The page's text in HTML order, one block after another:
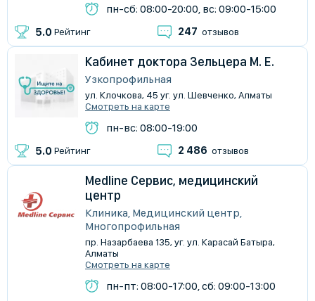
пн-сб: 08:00-20:00, вс: 09:00-15:00
5.0 Рейтинг 247 отзывов
Кабинет доктора Зельцера М. Е.
Узкопрофильная
ул. Клочкова, 45 уг. ул. Шевченко, Алматы
Смотреть на карте
пн-вс: 08:00-19:00
5.0 Рейтинг 2 486 отзывов
Medline Сервис, медицинский
центр
Клиника, Медицинский центр,
Многопрофильная
пр. Назарбаева 135, уг. ул. Карасай Батыра,
Алматы
Смотреть на карте
пн-пт: 08:00-17:00, сб: 09:00-13:00